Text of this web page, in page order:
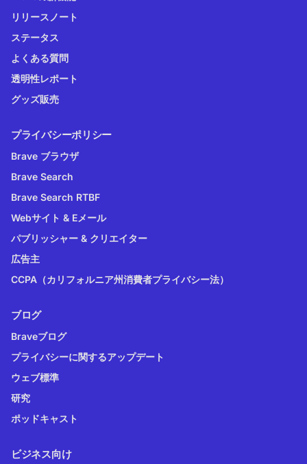
リリースノート
ステータス
よくある質問
透明性レポート
グッズ販売
プライバシーポリシー
Brave ブラウザ
Brave Search
Brave Search RTBF
Webサイト & Eメール
パブリッシャー & クリエイター
広告主
CCPA（カリフォルニア州消費者プライバシー法）
ブログ
Braveブログ
プライバシーに関するアップデート
ウェブ標準
研究
ポッドキャスト
ビジネス向け